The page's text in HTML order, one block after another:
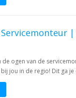
Servicemonteur
de ogen van de
jou in de regio! Dit ga